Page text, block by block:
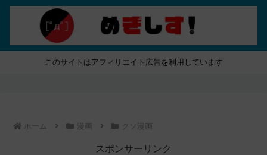
このサイトはアフィリエイト広告を利用しています
ホーム 漫画 クソ漫画
スポンサーリンク